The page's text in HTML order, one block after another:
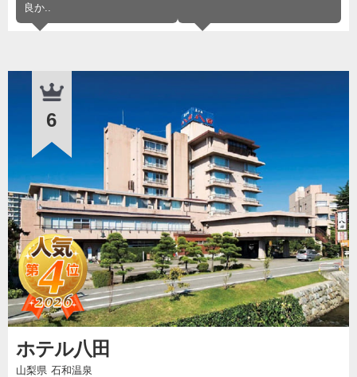
良か..
6
ホテル八田
山梨県 石和温泉